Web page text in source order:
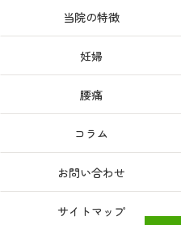
当院の特徴
妊婦
腰痛
コラム
お問い合わせ
サイトマップ